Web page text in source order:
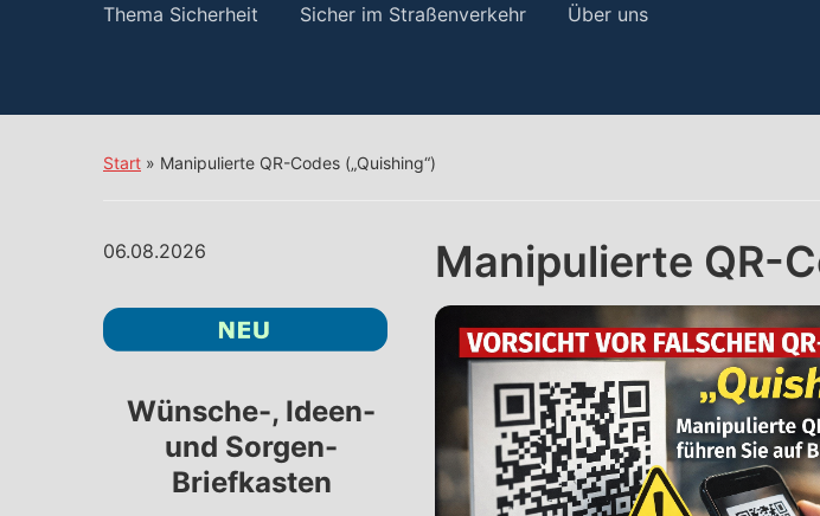
Thema Sicherheit Sicher im Straßenverkehr Über uns
Start » Manipulierte QR-Codes („Quishing“)
06.08.2026
Wünsche-, Ideen-
und Sorgen-
Briefkasten
Manipulierte QR-